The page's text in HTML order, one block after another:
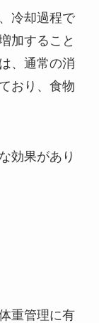
冷却過程で
加すること
、通常の消
おり、食物
効果があり
重管理に有